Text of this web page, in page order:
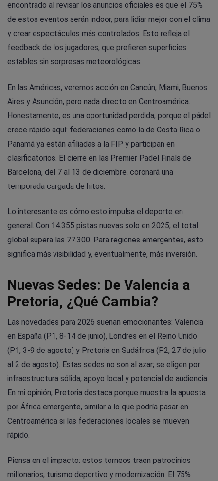
encontrado al revisar los anuncios oficiales es que el 75%
de estos eventos serán indoor, para lidiar mejor con el clima
y crear espectáculos más controlados. Esto refleja el
feedback de los jugadores, que prefieren superficies
estables sin sorpresas meteorológicas.
En las Américas, veremos acción en Cancún, Miami, Buenos
Aires y Asunción, pero nada directo en Centroamérica.
Honestamente, es una oportunidad perdida, porque el pádel
crece rápido aquí: federaciones como la de Costa Rica o
Panamá ya están afiliadas a la FIP y participan en
clasificatorios. El cierre en las Premier Padel Finals de
Barcelona, del 7 al 13 de diciembre, coronará una
temporada cargada de hitos.
Lo interesante es cómo esto impulsa el deporte en
general. Con 14.355 pistas nuevas solo en 2025, el total
global supera las 77.300. Para regiones emergentes, esto
significa más visibilidad y, eventualmente, más inversión.
Nuevas Sedes: De Valencia a
Pretoria, ¿Qué Cambia?
Las novedades para 2026 suenan emocionantes: Valencia
en España (P1, 8-14 de junio), Londres en el Reino Unido
(P1, 3-9 de agosto) y Pretoria en Sudáfrica (P2, 27 de julio
al 2 de agosto). Estas sedes no son al azar; se eligen por
infraestructura sólida, apoyo local y potencial de audiencia.
En mi opinión, Pretoria destaca porque muestra la apuesta
por África emergente, similar a lo que podría pasar en
Centroamérica si las federaciones locales se mueven
rápido.
Piensa en el impacto: estos torneos traen patrocinios
millonarios, turismo deportivo y modernización. El 75%